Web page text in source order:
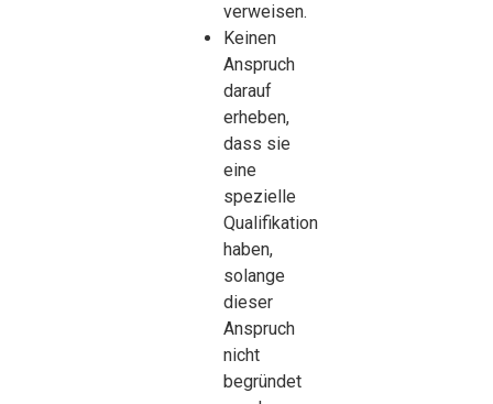
verweisen.
Keinen
Anspruch
darauf
erheben,
dass sie
eine
spezielle
Qualifikation
haben,
solange
dieser
Anspruch
nicht
begründet